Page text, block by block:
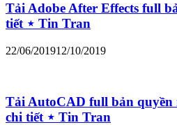
Tải Adobe After Effects full
tiết ⋆ Tin Tran
22/06/201912/10/2019
Tải AutoCAD full bản quyền
chi tiết ⋆ Tin Tran